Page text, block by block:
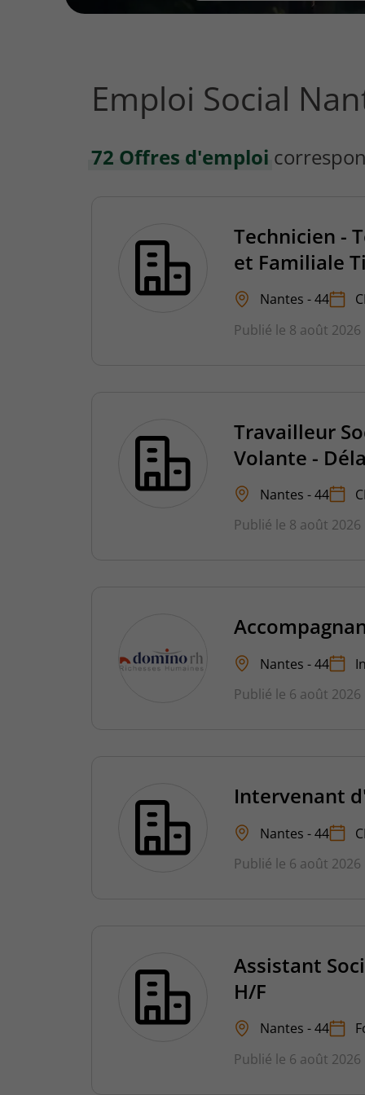
vous
Emploi Social
72 Offres d'emploi
Technicien -
et Familiale
Nantes - 44
Publié le 8 août 2026
Travailleur
Volante -
Nantes - 44
Publié le 8 août 2026
Nantes - 44
Publié le 6 août 2026
Intervenant
Nantes - 44
Publié le 6 août 2026
Assistant
H/F
Nantes - 44
Publié le 6 août 2026